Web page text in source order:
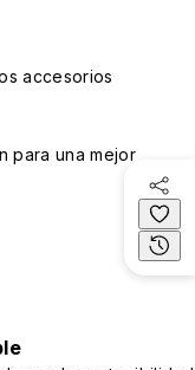
accesorios
para una mejor